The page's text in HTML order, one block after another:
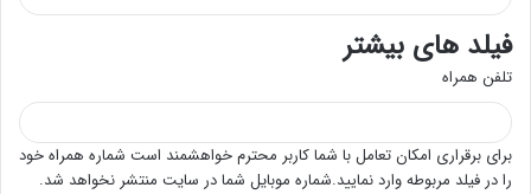
فیلد های بیشتر
تلفن همراه
برای برقراری امکان تعامل با شما کاربر محترم خواهشمند است شماره همراه خود
را در فیلد مربوطه وارد نمایید.شماره موبایل شما در سایت منتشر نخواهد شد.